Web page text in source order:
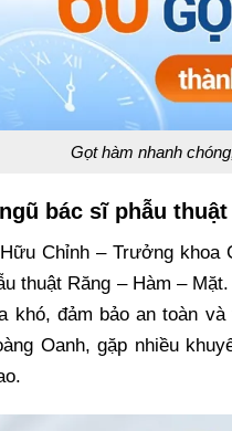
Gọt hàm nhanh
bác sĩ phẫu
Chỉnh – Trưởng khoa
thuật Răng – Hàm –
khó, đảm bảo an toàn
Oanh, gặp nhiều